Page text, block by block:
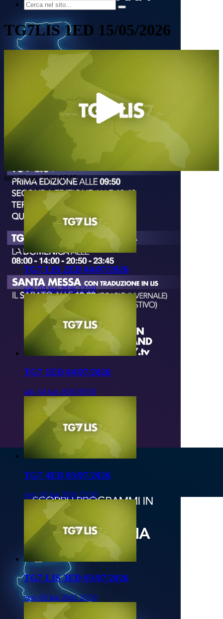
TG7LIS 1ED 15/05/2026
Play
Video
lun, 10 ago 2026 07:15
TG7 LIS 2ED 04/07/2026
sab, 04 lug 2026 13:50
TG7 1ED 04/07/2026
sab, 04 lug 2026 09:50
TG7 4ED 03/07/2026
ven, 03 lug 2026 23:50
TG7 LIS 3ED 03/07/2026
ven, 03 lug 2026 20:50